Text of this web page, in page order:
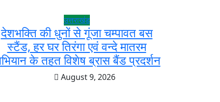
उत्तराखंड
देशभक्ति की धुनों से गूंजा चम्पावत बस
स्टैंड, हर घर तिरंगा एवं वन्दे मातरम
के तहत विशेष ब्रास बैंड प्रदर्शन
August 9, 2026